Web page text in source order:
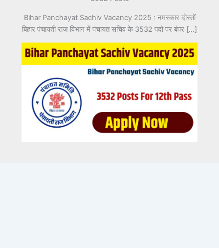
Bihar Panchayat Sachiv Vacancy 2025 : नमस्कार दोस्तों
बिहार पंचायती राज विभाग में पंचायत सचिव के 3532 पदों पर बंपर […]